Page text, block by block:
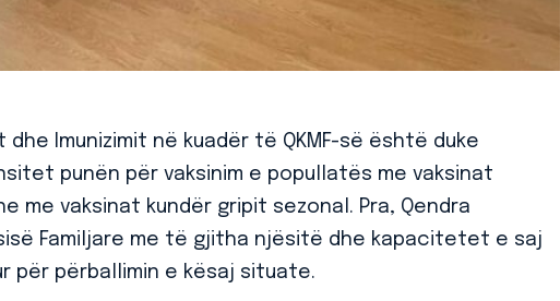
dhe Imunizimit në kuadër të QKMF-së është duke
punën për vaksinim e popullatës me vaksinat
me vaksinat kundër gripit sezonal. Pra, Qendra
Familjare me të gjitha njësitë dhe kapacitetet e saj
për përballimin e kësaj situate.